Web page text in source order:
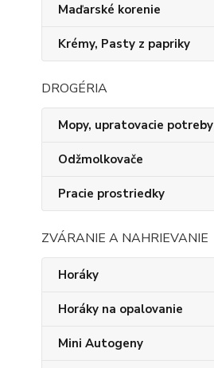
Maďarské korenie
Krémy, Pasty z papriky
DROGÉRIA
Mopy, upratovacie potreby
Odžmolkovače
Pracie prostriedky
ZVÁRANIE A NAHRIEVANIE
Horáky
Horáky na opalovanie
Mini Autogeny